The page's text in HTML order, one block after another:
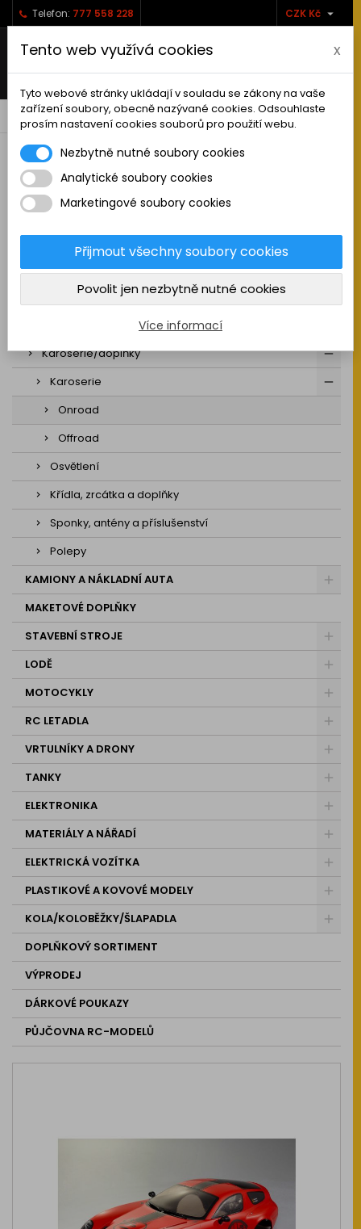
Telefon: 777 558 228 CZK Kč 
   shopping_cart0
RC AUTA
Sestavená auta elektro
Stavebnice aut elektro
Auta na spalovací motor
Náhradní díly
Karoserie/doplňky
Karoserie
Onroad
Offroad
Osvětlení
Křídla, zrcátka a doplňky
Sponky, antény a příslušenství
Polepy
KAMIONY A NÁKLADNÍ AUTA
MAKETOVÉ DOPLŇKY
STAVEBNÍ STROJE
LODĚ
MOTOCYKLY
RC LETADLA
VRTULNÍKY A DRONY
TANKY
ELEKTRONIKA
MATERIÁLY A NÁŘADÍ
ELEKTRICKÁ VOZÍTKA
PLASTIKOVÉ A KOVOVÉ MODELY
KOLA/KOLOBĚŽKY/ŠLAPADLA
DOPLŇKOVÝ SORTIMENT
VÝPRODEJ
DÁRKOVÉ POUKAZY
PŮJČOVNA RC-MODELŮ
Tento web využívá cookies x
Tyto webové stránky ukládají v souladu se zákony na vaše
zařízení soubory, obecně nazývané cookies. Odsouhlaste
prosím nastavení cookies souborů pro použití webu.
Nezbytně nutné soubory cookies
Analytické soubory cookies
Marketingové soubory cookies
Přijmout všechny soubory cookies
Povolit jen nezbytně nutné cookies
Více informací